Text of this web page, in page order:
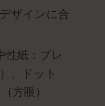
ザインに合
性紙：プレ
、ドット
方眼）